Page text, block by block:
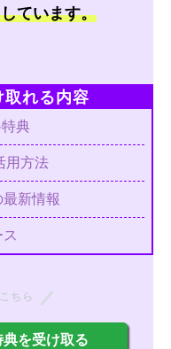
ています。
れる内容
典
用方法
新情報
ちら
を受け取る